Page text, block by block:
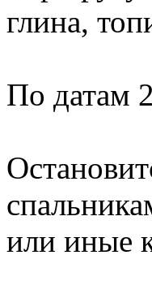
глина,
По датам
или иные